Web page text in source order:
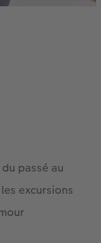
passé au
excursions